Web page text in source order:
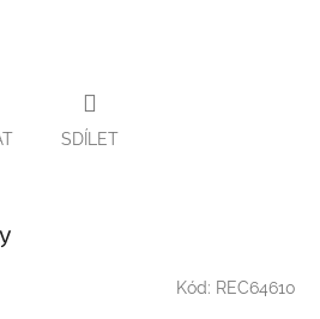
SDÍLET
Kód: REC64610